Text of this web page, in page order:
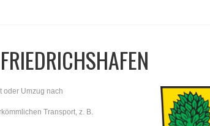
oder Umzug nach
Transport, z. B.